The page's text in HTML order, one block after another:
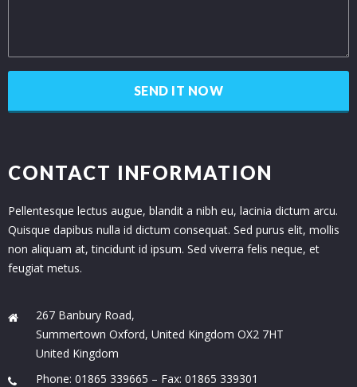
CONTACT INFORMATION
Pellentesque lectus augue, blandit a nibh eu, lacinia dictum arcu.
Quisque dapibus nulla id dictum consequat. Sed purus elit, mollis
non aliquam at, tincidunt id ipsum. Sed viverra felis neque, et
feugiat metus.
267 Banbury Road,
Summertown Oxford, United Kingdom OX2 7HT
United Kingdom
Phone: 01865 339665 – Fax: 01865 339301